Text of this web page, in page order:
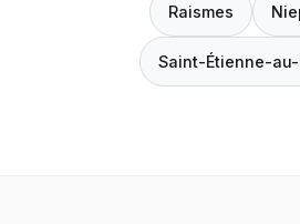
Raismes
Saint-Étienne-